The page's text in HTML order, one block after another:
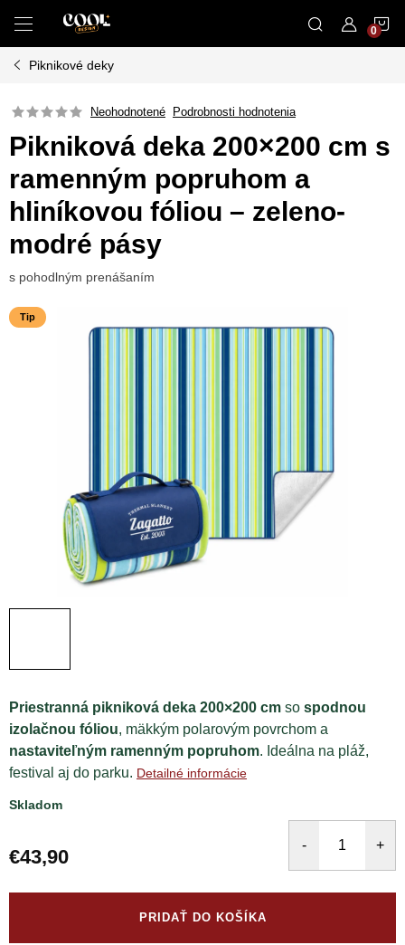
obsah
Piknikové deky
Neohodnotené Podrobnosti hodnotenia
Pikniková deka 200×200 cm s
ramenným popruhom a
hliníkovou fóliou – zeleno-
modré pásy
s pohodlným prenášaním
Tip
Priestranná pikniková deka 200×200 cm so spodnou
izolačnou fóliou, mäkkým polarovým povrchom a
nastaviteľným ramenným popruhom. Ideálna na pláž,
festival aj do parku. Detailné informácie
Skladom
€43,90
PRIDAŤ DO KOŠÍKA